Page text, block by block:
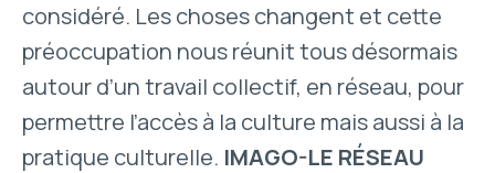
considéré. Les choses changent et cette
préoccupation nous réunit tous désormais
autour d’un travail collectif, en réseau, pour
permettre l’accès à la culture mais aussi à la
pratique culturelle. IMAGO-LE RÉSEAU